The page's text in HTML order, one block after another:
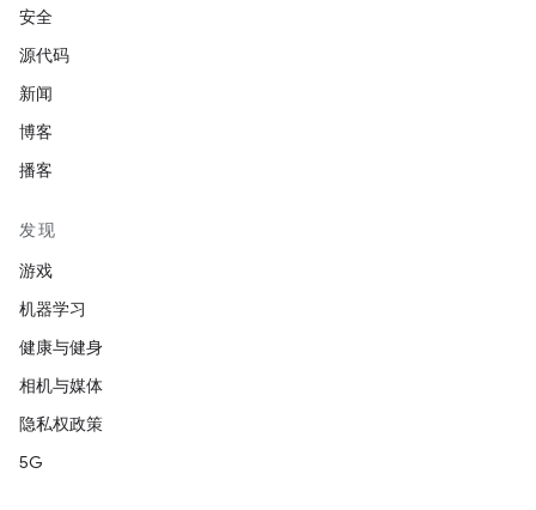
安全
源代码
新闻
博客
播客
发现
游戏
机器学习
健康与健身
相机与媒体
隐私权政策
5G